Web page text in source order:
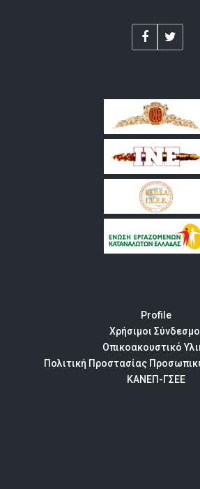
Profile
Χρήσιμοι
Οπικοακουστικό
Πολιτική Προστασίας
ΚΑΝΕΠ-ΓΣΕΕ